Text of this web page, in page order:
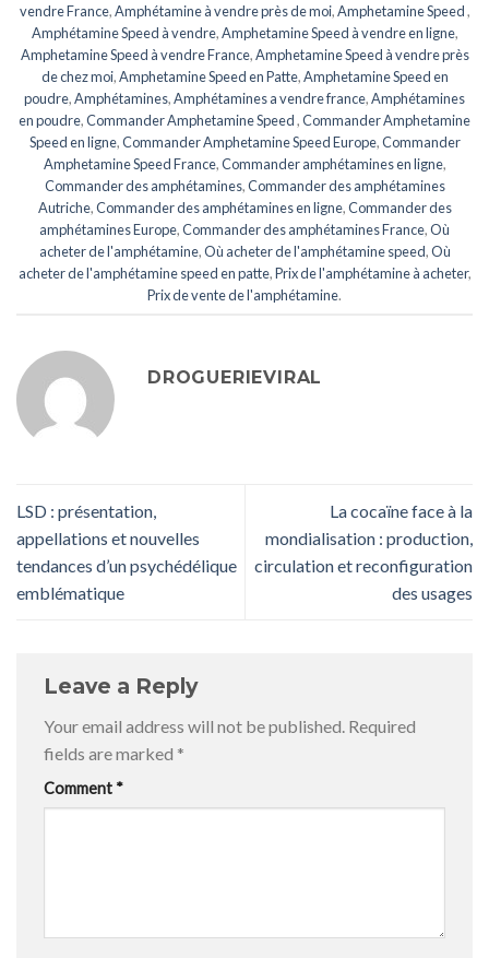
vendre France,Amphétamine à vendre près de moi,Amphetamine Speed ​​​​,
Amphétamine Speed ​​​​à vendre,Amphetamine Speed ​​​​à vendre en ligne,
Amphetamine Speed ​​​​à vendre France,Amphetamine Speed à vendre près
de chez moi,Amphetamine Speed en ​​​​Patte,Amphetamine Speed en
poudre,Amphétamines,Amphétamines a vendre france,Amphétamines
en poudre,Commander Amphetamine Speed ​​​​,Commander Amphetamine
Speed ​​​​en ligne,Commander Amphetamine Speed ​​​Europe,Commander
Amphetamine Speed ​​France,Commander amphétamines en ligne,
Commander des amphétamines,Commander des amphétamines
Autriche,Commander des amphétamines en ligne,Commander des
amphétamines Europe,Commander des amphétamines France,Où
acheter de l'amphétamine,Où acheter de l'amphétamine speed,Où
acheter de l'amphétamine speed en patte,Prix de l'amphétamine à acheter,
Prix de vente de l'amphétamine.
DROGUERIEVIRAL
LSD : présentation,
appellations et nouvelles
tendances d’un psychédélique
emblématique
La cocaïne face à la
mondialisation : production,
circulation et reconfiguration
des usages
Leave a Reply
Your email address will not be published. Required
fields are marked *
Comment *